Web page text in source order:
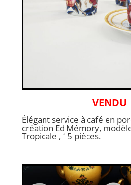
VENDU
Élégant service à café en
création Ed Mémory,
Tropicale , 15 pièces.